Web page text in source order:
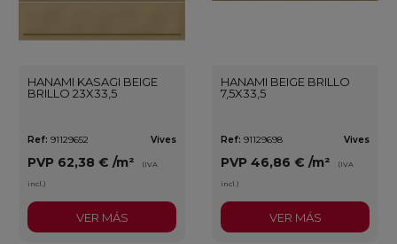
HANAMI KASAGI BEIGE
BRILLO 23X33,5
Ref: 91129652 Vives
PVP 62,38 € /m² (IVA
incl.)
VER MÁS
HANAMI BEIGE BRILLO
7,5X33,5
Ref: 91129698 Vives
PVP 46,86 € /m² (IVA
incl.)
VER MÁS